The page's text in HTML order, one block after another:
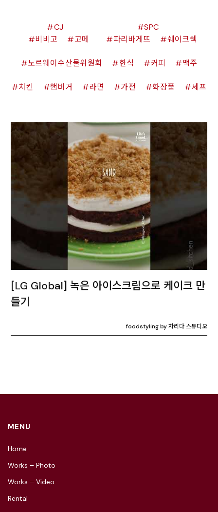
CJ
비비고
고메
SPC
파리바게뜨
쉐이크쉑
노르웨이수산물위원회 한식 커피 맥주
치킨 햄버거 라면 가전 화장품 셰프
[LG Global] 녹은 아이스크림으로 케이크 만
들기
foodstyling by 차리다 스튜디오
MENU
Home
Works – Photo
Works – Video
Rental